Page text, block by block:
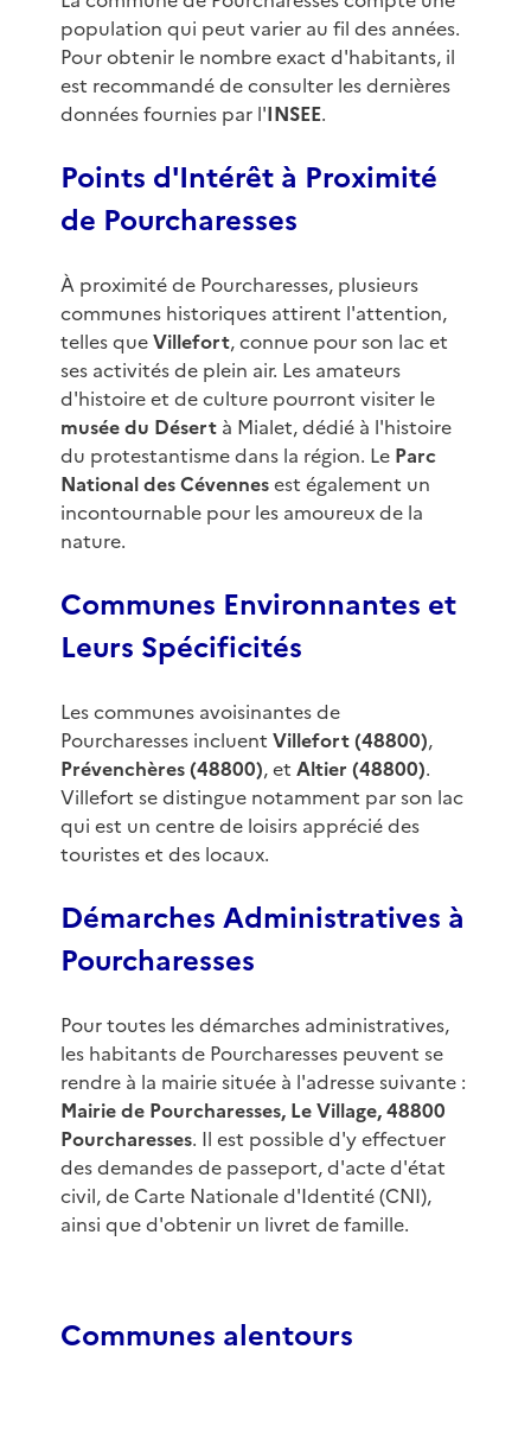
population qui peut varier au fil des années.
Pour obtenir le nombre exact d'habitants, il
est recommandé de consulter les dernières
données fournies par l'INSEE.
Points d'Intérêt à Proximité
de Pourcharesses
À proximité de Pourcharesses, plusieurs
communes historiques attirent l'attention,
telles queVillefort, connue pour son lac et
ses activités de plein air. Les amateurs
d'histoire et de culture pourront visiter le
musée du Désertà Mialet, dédié à l'histoire
du protestantisme dans la région. Le Parc
National des Cévennesest également un
incontournable pour les amoureux de la
nature.
Communes Environnantes et
Leurs Spécificités
Les communes avoisinantes de
Pourcharesses incluent Villefort (48800),
Prévenchères (48800), et Altier (48800).
Villefort se distingue notamment par son lac
qui est un centre de loisirs apprécié des
touristes et des locaux.
Démarches Administratives à
Pourcharesses
Pour toutes les démarches administratives,
les habitants de Pourcharesses peuvent se
rendre à la mairie située à l'adresse suivante :
Mairie de Pourcharesses, Le Village, 48800
Pourcharesses. Il est possible d'y effectuer
des demandes de passeport, d'acte d'état
civil, de Carte Nationale d'Identité (CNI),
ainsi que d'obtenir un livret de famille.
Communes alentours